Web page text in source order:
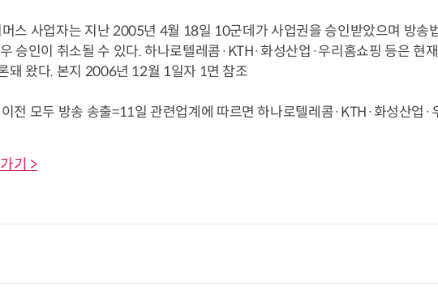
스 사업자는 지난 2005년 4월 18일 10군데가 사업권을 승인받았으며 방송
승인이 취소될 수 있다. 하나로텔레콤·KTH·화성산업·우리홈쇼핑 등은 현
돼 왔다. 본지 2006년 12월 1일자 1면 참조
모두 방송 송출=11일 관련업계에 따르면 하나로텔레콤·KTH·화성산업·
기 >